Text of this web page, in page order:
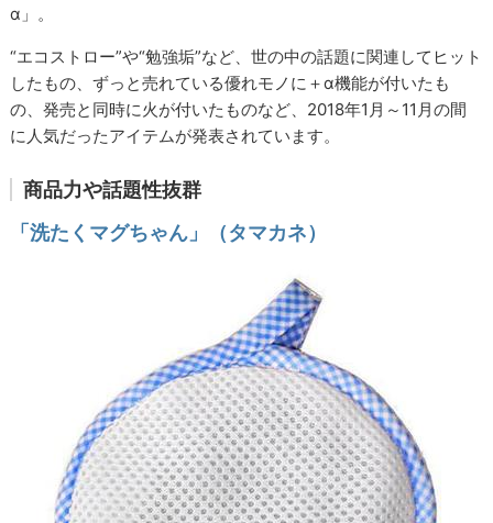
α」。
“エコストロー”や“勉強垢”など、世の中の話題に関連してヒット
したもの、ずっと売れている優れモノに＋α機能が付いたも
の、発売と同時に火が付いたものなど、2018年1月～11月の間
に人気だったアイテムが発表されています。
商品力や話題性抜群
「洗たくマグちゃん」（タマカネ）